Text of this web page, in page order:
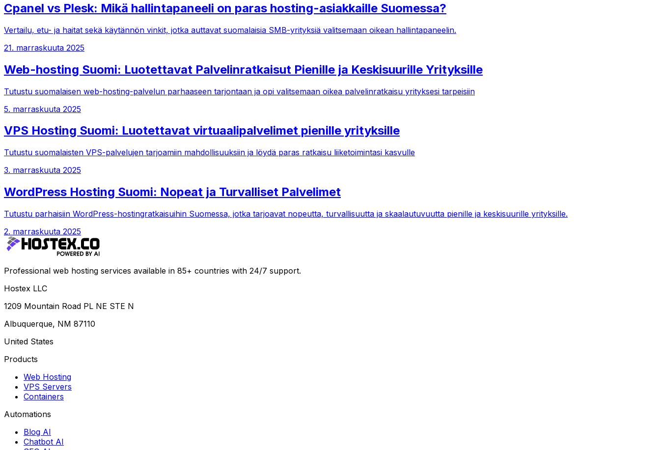
Cpanel vs Plesk: Mikä hallintapaneeli on paras hosting-asiakkaille Suomessa?
Vertailu, etu- ja haitat sekä käytännön vinkit, jotka auttavat suomalaisia SMB-yrityksiä valitsemaan oikean hallintapaneelin.
21. marraskuuta 2025
Web-hosting Suomi: Luotettavat Palvelinratkaisut Pienille ja Keskisuurille Yrityksille
Tutustu suomalaisen web-hosting-palvelun parhaaseen tarjontaan ja opi valitsemaan oikea palvelinratkaisu yrityksesi tarpeisiin
5. marraskuuta 2025
VPS Hosting Suomi: Luotettavat virtuaalipalvelimet pienille yrityksille
Tutustu suomalaisten VPS-palvelujen tarjoamiin mahdollisuuksiin ja löydä paras ratkaisu liiketoimintasi kasvulle
3. marraskuuta 2025
WordPress Hosting Suomi: Nopeat ja Turvalliset Palvelimet
Tutustu parhaisiin WordPress-hostingratkaisuihin Suomessa, jotka tarjoavat nopeutta, turvallisuutta ja skaalautuvuutta pienille ja keskisuurille yrityksille.
2. marraskuuta 2025
Professional web hosting services available in 85+ countries with 24/7 support.
Hostex LLC
1209 Mountain Road PL NE STE N
Albuquerque, NM 87110
United States
Products
Web Hosting
VPS Servers
Containers
Automations
Blog AI
Chatbot AI